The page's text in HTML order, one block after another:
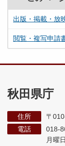
出版・掲載・放
閲覧・複写申請
秋田県庁
住所
〒
電話
018-
月曜